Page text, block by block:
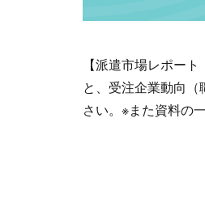
【派遣市場レポー
と、受注企業動向
さい。※また資料の